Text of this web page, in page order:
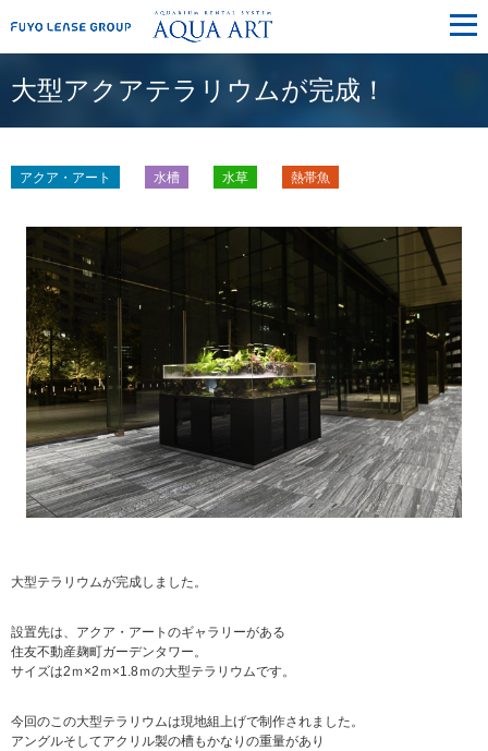
メ
ニ
ュ
大型アクアテラリウムが完成！
アクア・アート 水槽 水草 熱帯魚
大型テラリウムが完成しました。
設置先は、アクア・アートのギャラリーがある
住友不動産麹町ガーデンタワー。
サイズは2ｍ×2ｍ×1.8ｍの大型テラリウムです。
今回のこの大型テラリウムは現地組上げで制作されました。
アングルそしてアクリル製の槽もかなりの重量があり